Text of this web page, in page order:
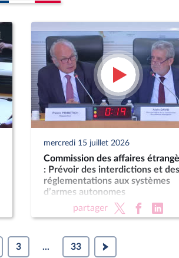
mercredi 15 juillet 2026
Commission des affaires
: Prévoir des interdictions et des
réglementations aux systèmes
d’armes autonomes
partager
3 ... 33